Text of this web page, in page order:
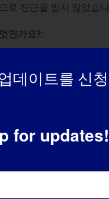
로 진단을 받지 않았습
인가요?:
리 걷기가 어렵다는 점입
니다.
쳤나요?
해졌습니다.
데이트를 신
for updates!